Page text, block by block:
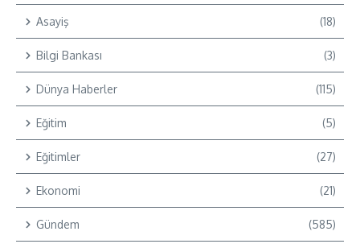
Asayiş (18)
Bilgi Bankası (3)
Dünya Haberler (115)
Eğitim (5)
Eğitimler (27)
Ekonomi (21)
Gündem (585)